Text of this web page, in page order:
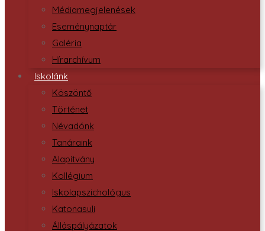
Médiamegjelenések
Eseménynaptár
Galéria
Hírarchívum
Iskolánk
Köszöntő
Történet
Névadónk
Tanáraink
Alapítvány
Kollégium
Iskolapszichológus
Katonasuli
Álláspályázatok